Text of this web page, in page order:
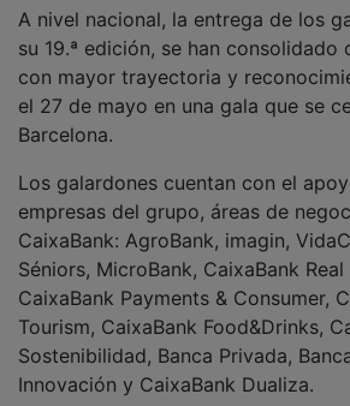
es acompañar en todas sus fases
todas las empresas de base
desarrollo y ámbito de actuación
actividades de valor añadido con
específicas.
PUBLICIDAD